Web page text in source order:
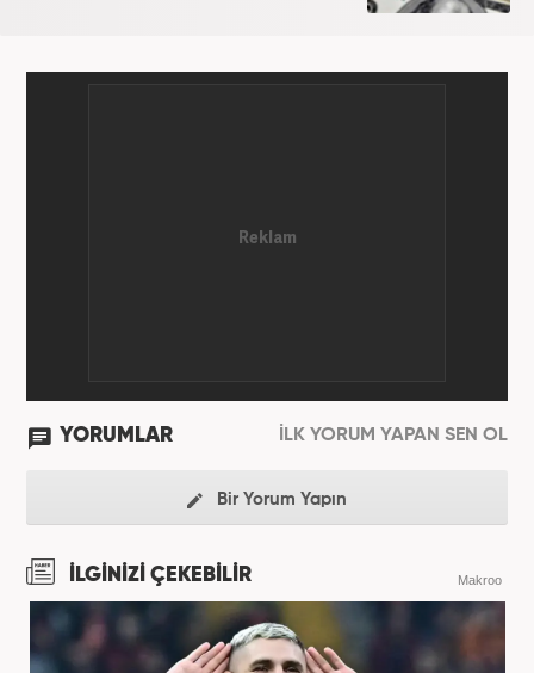
YORUMLAR İLK YORUM YAPAN SEN OL
Bir Yorum Yapın
İLGİNİZİ ÇEKEBİLİR Makroo